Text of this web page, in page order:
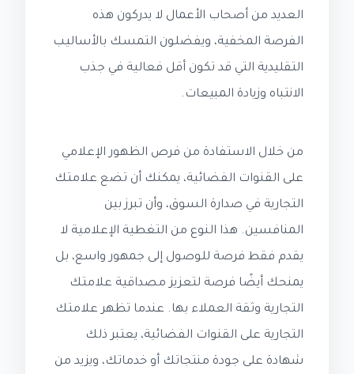
العديد من أصحاب الأعمال لا يدركون هذه
الفرصة المخفية، ويفضلون التمسك بالأساليب
التقليدية التي قد تكون أقل فعالية في جذب
الانتباه وزيادة المبيعات.
من خلال الاستفادة من فرص الظهور الإعلامي
على القنوات الفضائية، يمكنك أن تضع علامتك
التجارية في صدارة السوق، وأن تبرز بين
المنافسين. هذا النوع من التغطية الإعلامية لا
يقدم فقط فرصة للوصول إلى جمهور واسع، بل
يمنحك أيضًا فرصة لتعزيز مصداقية علامتك
التجارية وثقة العملاء بها. عندما تظهر علامتك
التجارية على القنوات الفضائية، يعتبر ذلك
شهادة على جودة منتجاتك أو خدماتك، ويزيد من